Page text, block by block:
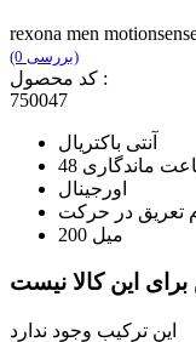
rexona men
(0 بررسی)
کد محصول :
750047
آنتی باکتریال
ساعت ماندگاری
اورجینال
تعریق در حرکت
200 میل
این کالا نیست
این ترکیب وجود ندارد